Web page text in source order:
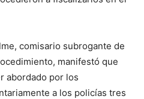
comisario subrogante de
manifestó que
abordado por los
a los policías tres